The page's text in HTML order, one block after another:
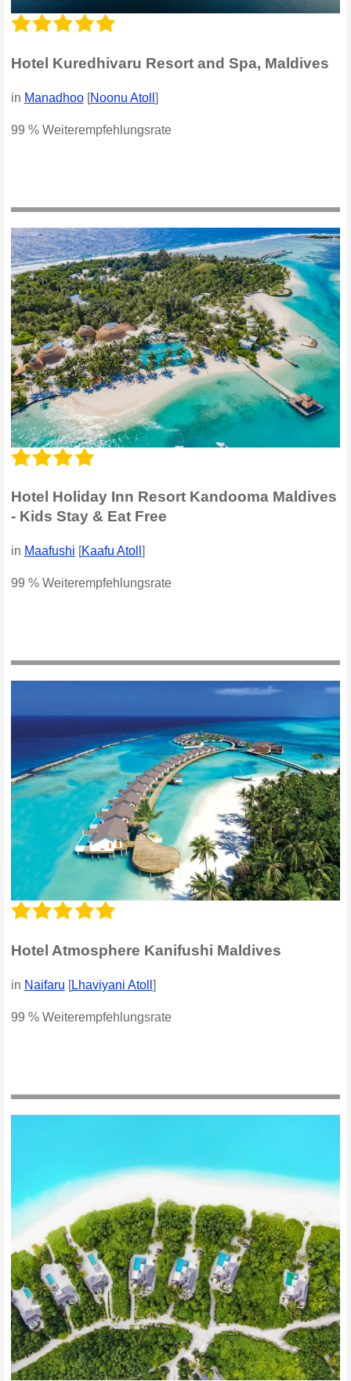
Hotel Kuredhivaru Resort and Spa, Maldives
in Manadhoo[Noonu Atoll ]
99 % Weiterempfehlungsrate
Hotel Holiday Inn Resort Kandooma Maldives
- Kids Stay & Eat Free
in Maafushi [Kaafu Atoll ]
99 % Weiterempfehlungsrate
Hotel Atmosphere Kanifushi Maldives
in Naifaru [Lhaviyani Atoll ]
99 % Weiterempfehlungsrate